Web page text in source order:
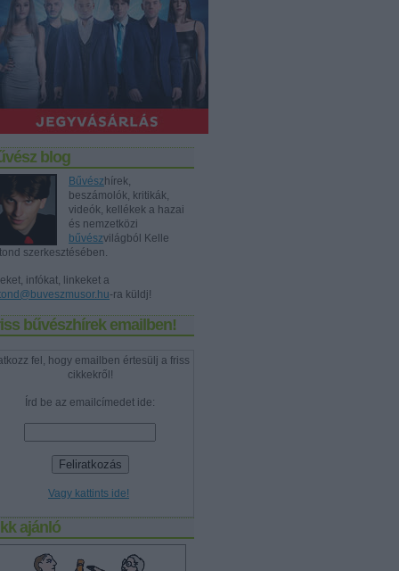
blog
Bűvész hírek,
beszámolók, kritikák,
videók, kellékek a hazai
és nemzetközi
bűvészvilágból Kelle
szerkesztésében.
infókat, linkeket a
-ra küldj!
bűvészhírek emailben!
fel, hogy emailben értesülj a friss
cikkekről!
Írd be az emailcímedet ide:
Vagy kattints ide!
ajánló